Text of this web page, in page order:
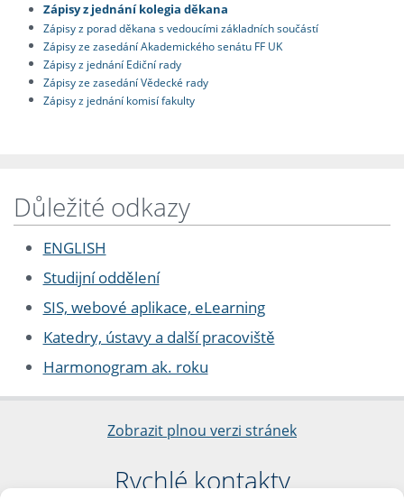
Zápisy z jednání kolegia děkana
Zápisy z porad děkana s vedoucími základních součástí
Zápisy ze zasedání Akademického senátu FF UK
Zápisy z jednání Ediční rady
Zápisy ze zasedání Vědecké rady
Zápisy z jednání komisí fakulty
Důležité odkazy
ENGLISH
Studijní oddělení
SIS, webové aplikace, eLearning
Katedry, ústavy a další pracoviště
Harmonogram ak. roku
Zobrazit plnou verzi stránek
Rychlé kontakty